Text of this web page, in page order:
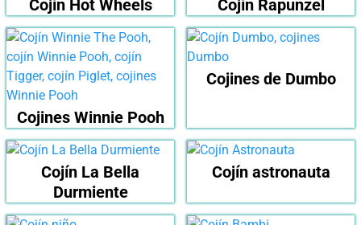
Cojín Hot Wheels Cojín Rapunzel
Cojines Winnie Pooh
Cojines de Dumbo
Cojín La Bella
Durmiente
Cojín astronauta